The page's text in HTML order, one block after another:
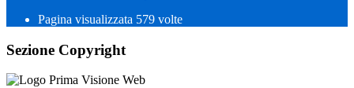
Pagina visualizzata 579 volte
Sezione Copyright